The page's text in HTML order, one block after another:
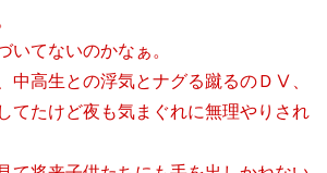
いてないのかなぁ。
中高生との浮気とナグる蹴るのＤⅤ、
てたけど夜も気まぐれに無理やりされ